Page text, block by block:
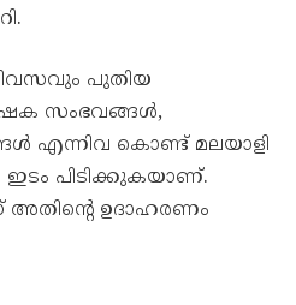
പുതിയ
സംഭവങ്ങൾ,
എന്നിവ കൊണ്ട് മലയാളി
ഇടം പിടിക്കുകയാണ്.
ഉദാഹരണം